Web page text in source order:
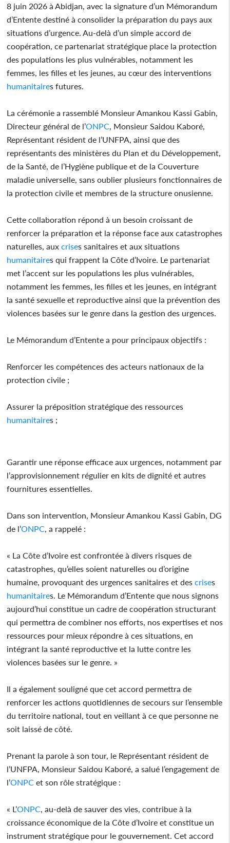
8 juin 2026 à Abidjan, avec la signature d’un Mémorandum
d’Entente destiné à consolider la préparation du pays aux
situations d’urgence. Au-delà d’un simple accord de
coopération, ce partenariat stratégique place la protection
des populations les plus vulnérables, notamment les
femmes, les filles et les jeunes, au cœur des interventions
humanitaires futures.
La cérémonie a rassemblé Monsieur Amankou Kassi Gabin,
Directeur général de l’ONPC , Monsieur Saidou Kaboré,
Représentant résident de l’UNFPA, ainsi que des
représentants des ministères du Plan et du Développement,
de la Santé, de l’Hygiène publique et de la Couverture
maladie universelle, sans oublier plusieurs fonctionnaires de
la protection civile et membres de la structure onusienne.
Cette collaboration répond à un besoin croissant de
renforcer la préparation et la réponse face aux catastrophes
naturelles, auxcrises sanitaires et aux situations
humanitaires qui frappent la Côte d’Ivoire. Le partenariat
met l’accent sur les populations les plus vulnérables,
notamment les femmes, les filles et les jeunes, en intégrant
la santé sexuelle et reproductive ainsi que la prévention des
violences basées sur le genre dans la gestion des urgences.
Le Mémorandum d’Entente a pour principaux objectifs :
Renforcer les compétences des acteurs nationaux de la
protection civile ;
Assurer la préposition stratégique des ressources
humanitaires ;
Garantir une réponse efficace aux urgences, notamment par
l’approvisionnement régulier en kits de dignité et autres
fournitures essentielles.
Dans son intervention, Monsieur Amankou Kassi Gabin, DG
de l’ONPC , a rappelé :
« La Côte d’Ivoire est confrontée à divers risques de
catastrophes, qu’elles soient naturelles ou d’origine
humaine, provoquant des urgences sanitaires et descrises
humanitaires. Le Mémorandum d’Entente que nous signons
aujourd’hui constitue un cadre de coopération structurant
qui permettra de combiner nos efforts, nos expertises et nos
ressources pour mieux répondre à ces situations, en
intégrant la santé reproductive et la lutte contre les
violences basées sur le genre. »
Il a également souligné que cet accord permettra de
renforcer les actions quotidiennes de secours sur l’ensemble
du territoire national, tout en veillant à ce que personne ne
soit laissé de côté.
Prenant la parole à son tour, le Représentant résident de
l’UNFPA, Monsieur Saidou Kaboré, a salué l’engagement de
l’ONPC et son rôle stratégique :
« L’ONPC , au-delà de sauver des vies, contribue à la
croissance économique de la Côte d’Ivoire et constitue un
instrument stratégique pour le gouvernement. Cet accord